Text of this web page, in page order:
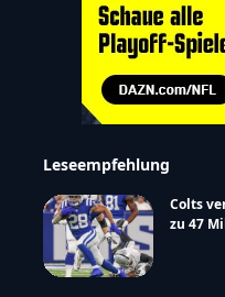
Leseempfehlung
Colts
zu 47